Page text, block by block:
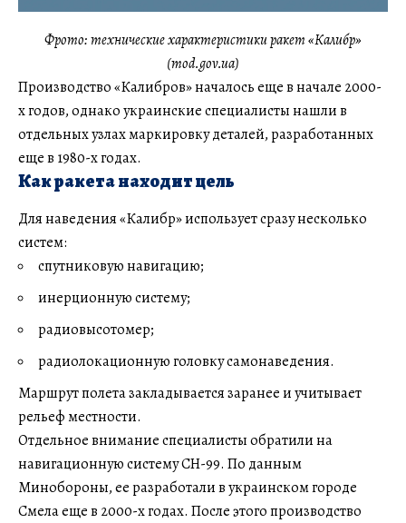
Фрото: технические характеристики ракет «Калибр»
(mod.gov.ua)
Производство «Калибров» началось еще в начале 2000-
х годов, однако украинские специалисты нашли в
отдельных узлах маркировку деталей, разработанных
еще в 1980-х годах.
Как ракета находит цель
Для наведения «Калибр» использует сразу несколько
систем:
спутниковую навигацию;
инерционную систему;
радиовысотомер;
радиолокационную головку самонаведения.
Маршрут полета закладывается заранее и учитывает
рельеф местности.
Отдельное внимание специалисты обратили на
навигационную систему СН-99. По данным
Минобороны, ее разработали в украинском городе
Смела еще в 2000-х годах. После этого производство